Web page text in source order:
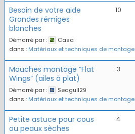
Besoin de votre aide
Grandes rémiges
blanches
Démarré par :
Casa
dans : Matériaux et techniques de montage
10
Mouches montage “Flat
Wings” (ailes à plat)
Démarré par :
Seagull29
dans : Matériaux et techniques de montage
3
Petite astuce pour cous
ou peaux sèches
4